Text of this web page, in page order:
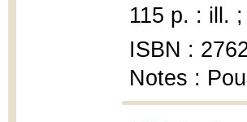
115 p. : ill.
ISBN :
Notes :